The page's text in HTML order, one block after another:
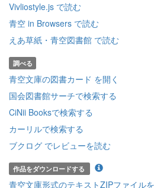
Vivliostyle.js で読む
青空 in Browsers で読む
えあ草紙・青空図書館 で読む
調べる
青空文庫の図書カード を開く
国会図書館サーチで検索する
CiNii Booksで検索する
カーリルで検索する
ブクログ でレビューを読む
作品をダウンロードする
青空文庫形式のテキストZIPファイル